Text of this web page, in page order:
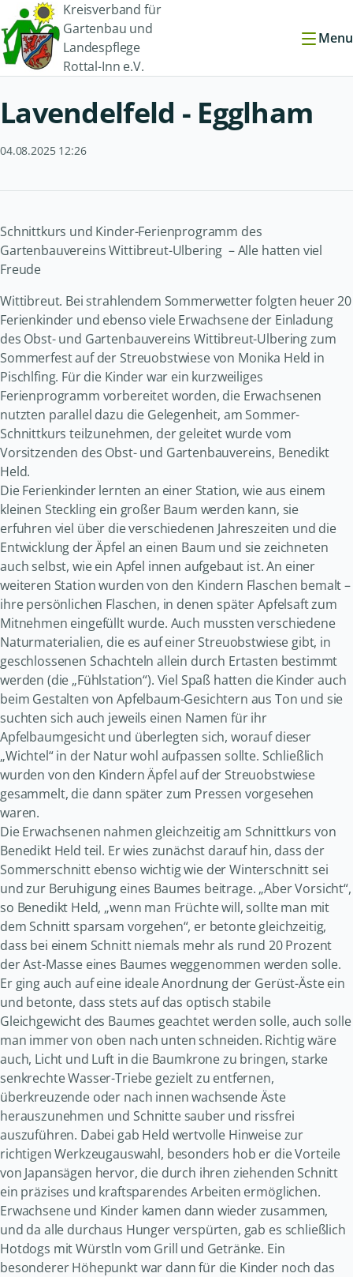
Kreisverband für
Gartenbau und
Landespflege
Rottal-Inn e.V.
Menu
Lavendelfeld - Egglham
04.08.2025 12:26
Schnittkurs und Kinder-Ferienprogramm des
Gartenbauvereins Wittibreut-Ulbering – Alle hatten viel
Freude
Wittibreut. Bei strahlendem Sommerwetter folgten heuer 20
Ferienkinder und ebenso viele Erwachsene der Einladung
des Obst- und Gartenbauvereins Wittibreut-Ulbering zum
Sommerfest auf der Streuobstwiese von Monika Held in
Pischlfing. Für die Kinder war ein kurzweiliges
Ferienprogramm vorbereitet worden, die Erwachsenen
nutzten parallel dazu die Gelegenheit, am Sommer-
Schnittkurs teilzunehmen, der geleitet wurde vom
Vorsitzenden des Obst- und Gartenbauvereins, Benedikt
Held.
Die Ferienkinder lernten an einer Station, wie aus einem
kleinen Steckling ein großer Baum werden kann, sie
erfuhren viel über die verschiedenen Jahreszeiten und die
Entwicklung der Äpfel an einen Baum und sie zeichneten
auch selbst, wie ein Apfel innen aufgebaut ist. An einer
weiteren Station wurden von den Kindern Flaschen bemalt –
ihre persönlichen Flaschen, in denen später Apfelsaft zum
Mitnehmen eingefüllt wurde. Auch mussten verschiedene
Naturmaterialien, die es auf einer Streuobstwiese gibt, in
geschlossenen Schachteln allein durch Ertasten bestimmt
werden (die „Fühlstation“). Viel Spaß hatten die Kinder auch
beim Gestalten von Apfelbaum-Gesichtern aus Ton und sie
suchten sich auch jeweils einen Namen für ihr
Apfelbaumgesicht und überlegten sich, worauf dieser
„Wichtel“ in der Natur wohl aufpassen sollte. Schließlich
wurden von den Kindern Äpfel auf der Streuobstwiese
gesammelt, die dann später zum Pressen vorgesehen
waren.
Die Erwachsenen nahmen gleichzeitig am Schnittkurs von
Benedikt Held teil. Er wies zunächst darauf hin, dass der
Sommerschnitt ebenso wichtig wie der Winterschnitt sei
und zur Beruhigung eines Baumes beitrage. „Aber Vorsicht“,
so Benedikt Held, „wenn man Früchte will, sollte man mit
dem Schnitt sparsam vorgehen“, er betonte gleichzeitig,
dass bei einem Schnitt niemals mehr als rund 20 Prozent
der Ast-Masse eines Baumes weggenommen werden solle.
Er ging auch auf eine ideale Anordnung der Gerüst-Äste ein
und betonte, dass stets auf das optisch stabile
Gleichgewicht des Baumes geachtet werden solle, auch solle
man immer von oben nach unten schneiden. Richtig wäre
auch, Licht und Luft in die Baumkrone zu bringen, starke
senkrechte Wasser-Triebe gezielt zu entfernen,
überkreuzende oder nach innen wachsende Äste
herauszunehmen und Schnitte sauber und rissfrei
auszuführen. Dabei gab Held wertvolle Hinweise zur
richtigen Werkzeugauswahl, besonders hob er die Vorteile
von Japansägen hervor, die durch ihren ziehenden Schnitt
ein präzises und kraftsparendes Arbeiten ermöglichen.
Erwachsene und Kinder kamen dann wieder zusammen,
und da alle durchaus Hunger verspürten, gab es schließlich
Hotdogs mit Würstln vom Grill und Getränke. Ein
besonderer Höhepunkt war dann für die Kinder noch das